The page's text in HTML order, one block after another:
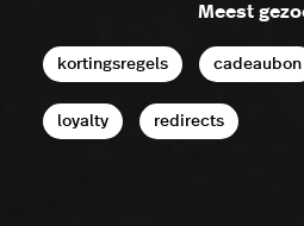
Meest
kortingsregels cadeaubon
loyalty redirects